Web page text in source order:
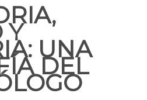
Y
UNA
DEL